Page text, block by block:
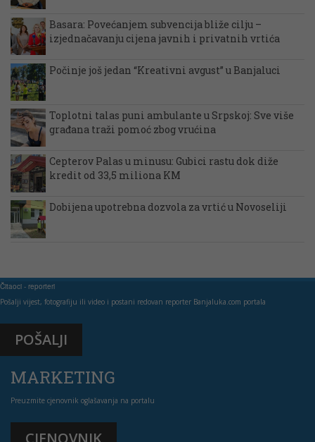
Basara: Povećanjem subvencija bliže cilju –
izjednačavanju cijena javnih i privatnih vrtića
Počinje još jedan “Kreativni avgust” u Banjaluci
Toplotni talas puni ambulante u Srpskoj: Sve više
građana traži pomoć zbog vrućina
Cepterov Palas u minusu: Gubici rastu dok diže
kredit od 33,5 miliona KM
Dobijena upotrebna dozvola za vrtić u Novoseliji
Čitaoci - reporteri
Pošalji vijest, fotografiju ili video i postani redovan reporter Banjaluka.com portala
POŠALJI
MARKETING
Preuzmite cjenovnik oglašavanja na portalu
CJENOVNIK